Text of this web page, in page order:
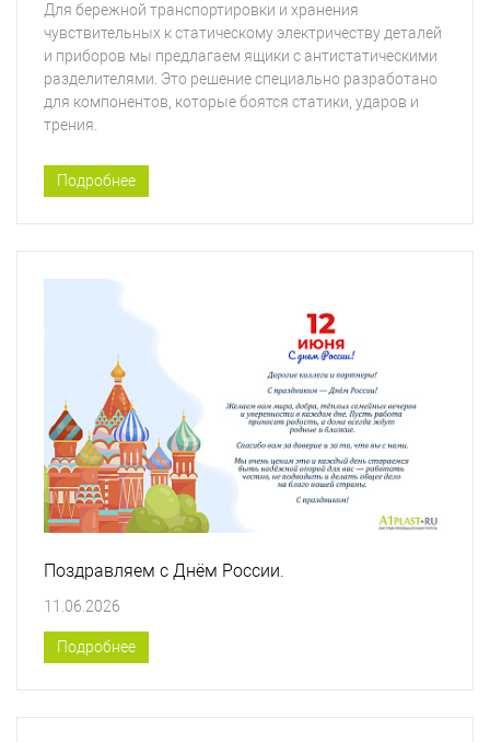
Для бережной транспортировки и хранения
чувствительных к статическому электричеству деталей
и приборов мы предлагаем ящики с антистатическими
разделителями. Это решение специально разработано
для компонентов, которые боятся статики, ударов и
трения.
Подробнее
Поздравляем с Днём России.
11.06.2026
Подробнее